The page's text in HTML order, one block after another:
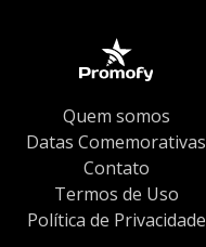
Quem somos
Datas Comemorativas
Contato
Termos de Uso
Política de Privacidade